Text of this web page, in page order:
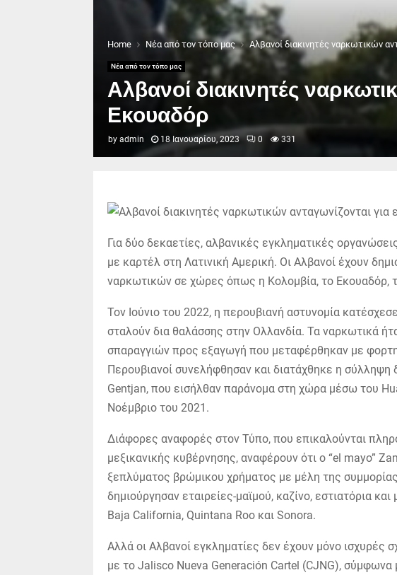
Home Νέα από τον τόπο μας Αλβανοί διακινητές ναρκωτικών
Νέα από τον τόπο μας
Αλβανοί διακινητές
Εκουαδόρ
by admin 18 Ιανουαρίου, 2023 0 331
Για δύο δεκαετίες, αλβανικές εγκληματικές
με καρτέλ στη Λατινική Αμερική. Οι Αλβανοί έχουν
ναρκωτικών σε χώρες όπως η Κολομβία, το Εκουαδόρ,
Τον Ιούνιο του 2022, η περουβιανή αστυνομία
σταλούν δια θαλάσσης στην Ολλανδία. Τα ναρκωτικά
σπαραγγιών προς εξαγωγή που μεταφέρθηκαν με
Περουβιανοί συνελήφθησαν και διατάχθηκε η
Gentjan, που εισήλθαν παράνομα στη χώρα μέσω του
Νοέμβριο του 2021.
Διάφορες αναφορές στον Τύπο, που επικαλούνται
μεξικανικής κυβέρνησης, αναφέρουν ότι ο “el mayo”
ξεπλύματος βρώμικου χρήματος με μέλη της
δημιούργησαν εταιρείες-μαϊμού, καζίνο, εστιατόρια
Baja California, Quintana Roo και Sonora.
Αλλά οι Αλβανοί εγκληματίες δεν έχουν μόνο ισχυρές
με το Jalisco Nueva Generación Cartel (CJNG),